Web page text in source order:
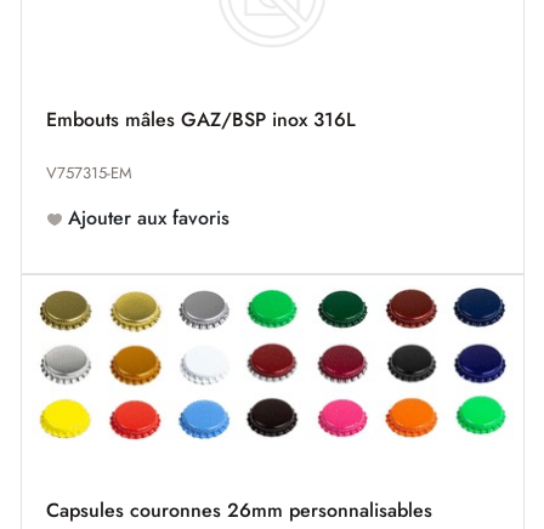
Embouts mâles GAZ/BSP inox 316L
V757315-EM
Ajouter aux favoris
Capsules couronnes 26mm personnalisables